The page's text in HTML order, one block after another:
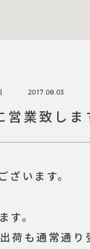
2017.08.03
業致しま
います。
。
荷も通常通り